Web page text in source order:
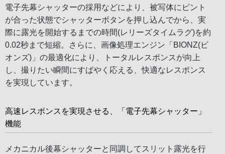
電子先幕シャッターの採用などにより、被写体にピント
が合った状態でシャッターボタンを押し込んでから、実
際に露光を開始するまでの時間(レリーズタイムラグ)を約
0.02秒まで短縮。さらに、画像処理エンジン「BIONZ(ビ
オンズ)」の最適化により、トータルレスポンスが向上
し、撮りたい瞬間にすばやく応える、快適なレスポンス
を実現しています。
高速レスポンスを実現させる、「電子先幕シャッター」
機能
メカニカル後幕シャッターと同調してスリット露光を行